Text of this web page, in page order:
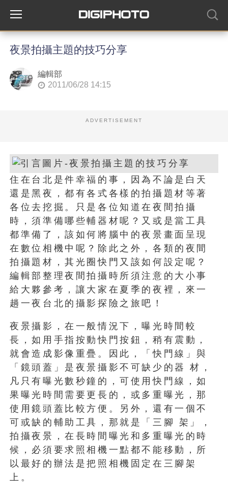
夜景拍攝主題的技巧分享
編輯部
2011/06/28 14:15
ADVERTISEMENT
住在台北是件幸福的事，因為不論是白天
還是黑夜，都有各式各樣的拍攝題材等著
各位去挖掘。只是各位知道在夜間拍攝
時，須準備哪些輔器材呢？又或是當工具
都準備了，該如何將腦中的夜景畫面呈現
在數位相機中呢？除此之外，各類的夜間
拍攝題材，其光圈快門又該如何設定呢？
編輯部整理夜間拍攝時所須注意的大小事
給大夥參考，讓大家在夏季的夜裡，來一
趟一夜台北的攝影探險之旅吧！
夜景攝影，在一般情況下，曝光時間較
長，如用手指按動快門按鈕，稍有震動，
就會造成影像重疊。因此，「快門線」與
「鏡頭蓋」是夜景攝影不可缺少的器 材，
凡只有曝光數秒鐘的，可使用快門線，如
果曝光時間需要更長的，或多重曝光，那
使用鏡頭蓋比較方便。另外，還有一個不
可或缺的輔助工具，那就是「三腳 架」，
拍攝夜景，在長時間曝光和多重曝光的時
候，必須要求照相機一點都不能移動，所
以最好的辦法是把照相機固定在三腳架
上。